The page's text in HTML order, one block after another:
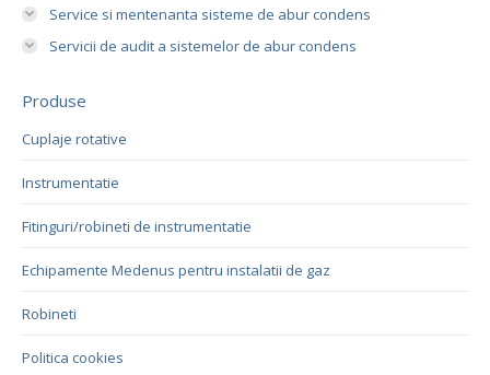
Service si mentenanta sisteme de abur condens
Servicii de audit a sistemelor de abur condens
Produse
Cuplaje rotative
Instrumentatie
Fitinguri/robineti de instrumentatie
Echipamente Medenus pentru instalatii de gaz
Robineti
Politica cookies